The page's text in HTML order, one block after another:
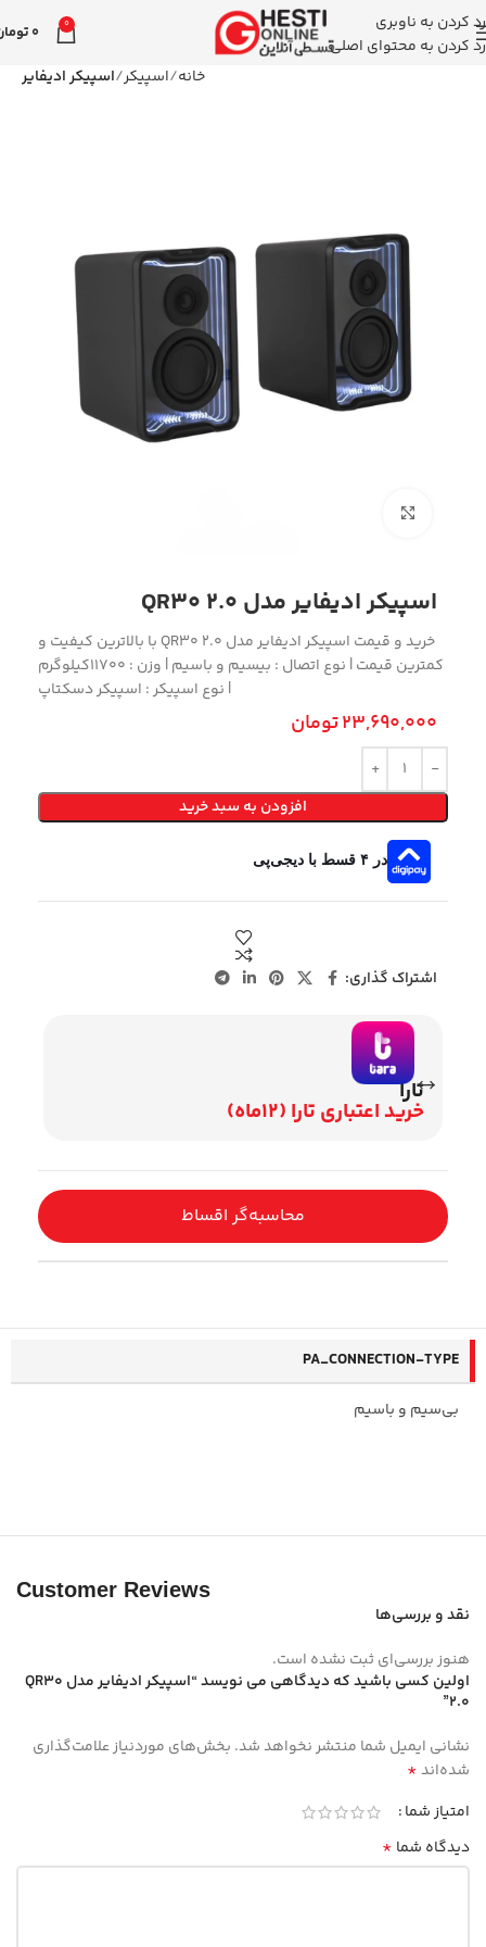
رد کردن به ناوبری
رد کردن به محتوای اصلی
0
0
خانه اسپیکر اسپیکر ادیفایر
اسپیکر ادیفایر مدل QR30 2.0
خرید و قیمت اسپیکر ادیفایر مدل QR30 2.0 با بالاترین کیفیت و
کمترین قیمت | نوع اتصال : بیسیم و باسیم | وزن : 11700کیلوگرم
| نوع اسپیکر : اسپیکر دسکتاپ
23,690,000تومان
افزودن به سبد خرید
در ۴ قسط با دیجی‌پی
اشتراک گذاری:
تارا
خرید اعتباری تارا (12ماه)
محاسبه‌گر اقساط
PA_CONNECTION-TYPE
بی‌سیم و باسیم
Customer Reviews
نقد و بررسی‌ها
هنوز بررسی‌ای ثبت نشده است.
اولین کسی باشید که دیدگاهی می نویسد “اسپیکر ادیفایر مدل QR30
2.0”
نشانی ایمیل شما منتشر نخواهد شد. بخش‌های موردنیاز علامت‌گذاری
شده‌اند*
امتیاز شما
دیدگاه شما *